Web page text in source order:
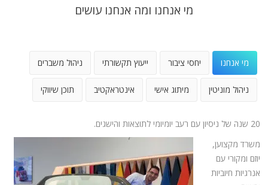
מי אנחנו ומה אנחנו עושים
מי אנחנו יחסי ציבור ייעוץ תקשורתי ניהול משברים
ניהול מוניטין מיתוג אישי אינטראקטיב תוכן שיווקי
20 שנה של ניסיון עם רעב יומיומי לתוצאות והישגים.
משרד מקצוען,
יוזם ומקורי עם
אנרגיות חיוביות